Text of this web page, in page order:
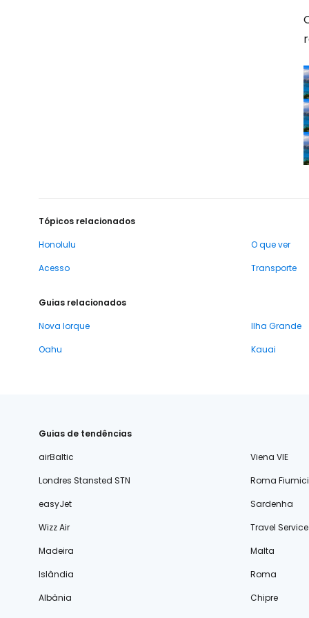
Tópicos relacionados
Honolulu
O que ver
Acesso
Transporte
Guias relacionados
Nova Iorque
Ilha Grande
Oahu
Kauai
Guias de tendências
airBaltic
Viena VIE
Londres Stansted STN
Roma
easyJet
Sardenha
Wizz Air
Travel Service
Madeira
Malta
Islândia
Roma
Albânia
Chipre